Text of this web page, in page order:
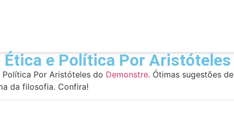
Ética e Política Por Aristóteles
Por Aristóteles do Demonstre. Ótimas sugestões de
da filosofia. Confira!